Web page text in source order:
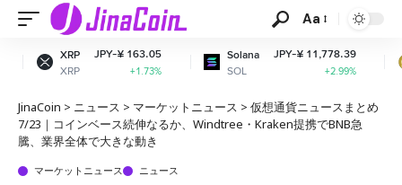
Aa
JPY-¥ 163.05
+1.73%
Solana
SOL
JPY-¥ 11,778.39
+2.99%
Dogecoin
DOGE
JinaCoin > ニュース > マーケットニュース > 仮想通貨ニュースまとめ
7/23｜コインベース続伸なるか、Windtree・Kraken提携でBNB急
騰、業界全体で大きな動き
マーケットニュース ニュース